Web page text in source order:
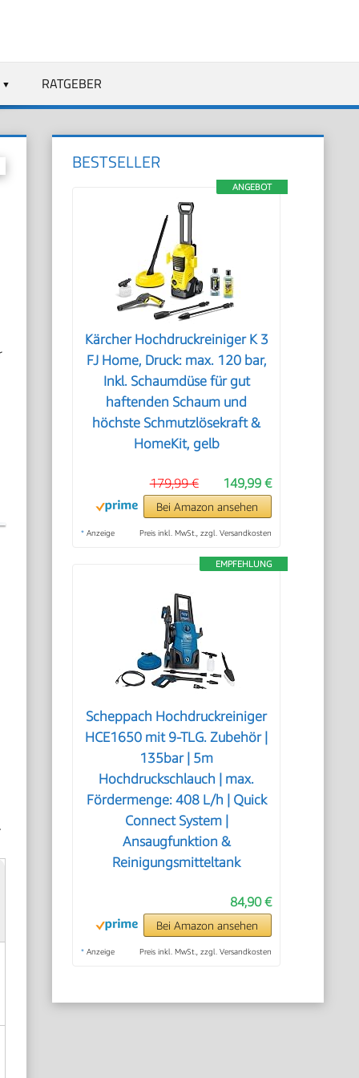
RATGEBER
BESTSELLER
ANGEBOT
Kärcher Hochdruckreiniger K 3
FJ Home, Druck: max. 120 bar,
Inkl. Schaumdüse für gut
haftenden Schaum und
höchste Schmutzlösekraft &
HomeKit, gelb
149,99 €
179,99 €
Bei Amazon ansehen
* Anzeige Preis inkl. MwSt., zzgl. Versandkosten
EMPFEHLUNG
Scheppach Hochdruckreiniger
HCE1650 mit 9-TLG. Zubehör |
135bar | 5m
Hochdruckschlauch | max.
Fördermenge: 408 L/h | Quick
Connect System |
Ansaugfunktion &
Reinigungsmitteltank
84,90 €
Bei Amazon ansehen
* Anzeige Preis inkl. MwSt., zzgl. Versandkosten